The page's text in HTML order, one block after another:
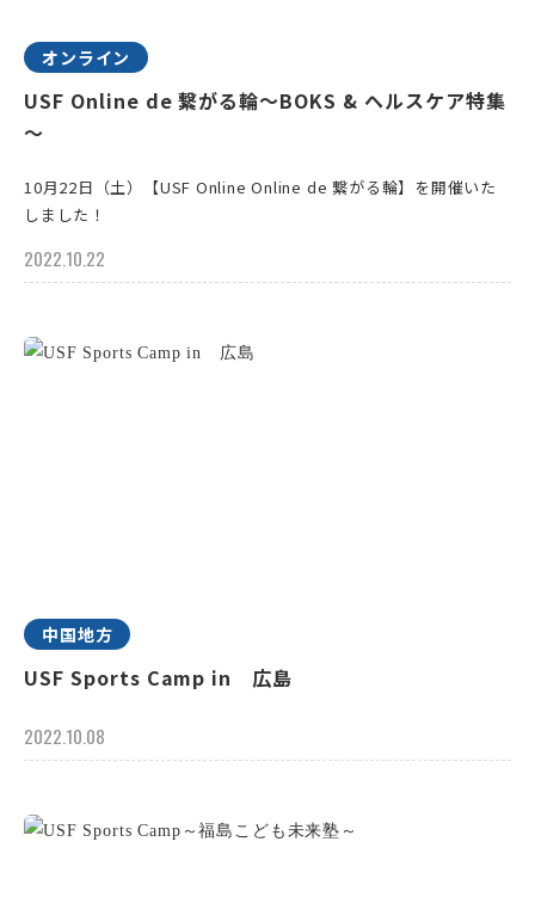
オンライン
USF Online de 繋がる輪～BOKS & ヘルスケア特集
～
10月22日（土）【USF Online Online de 繋がる輪】を開催いた
しました！
2022.10.22
中国地方
USF Sports Camp in 広島
2022.10.08